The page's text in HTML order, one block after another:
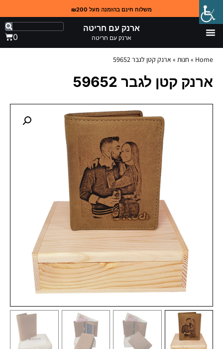
משלוח חינם בהזמנה מעל ₪200
ארנק עם חריטה
ארנק עם חריטה 0
Home
» חנות » ארנק קטן לגבר 59652
ארנק קטן לגבר 59652